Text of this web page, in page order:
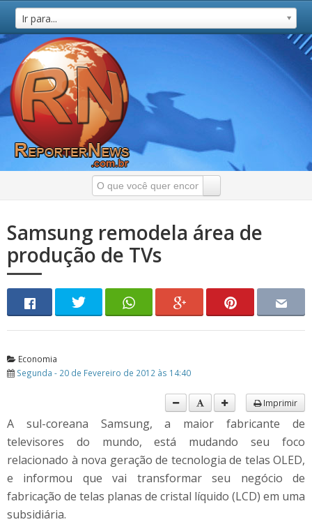
Ir para...
Samsung remodela área de
produção de TVs
Economia
Segunda - 20 de Fevereiro de 2012 às 14:40
Imprimir
A sul-coreana Samsung, a maior fabricante de
televisores do mundo, está mudando seu foco
relacionado à nova geração de tecnologia de telas OLED,
e informou que vai transformar seu negócio de
fabricação de telas planas de cristal líquido (LCD) em uma
subsidiária.